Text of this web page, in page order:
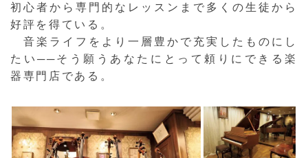
初心者から専門的なレッスンまで多くの生徒から
好評を得ている。
音楽ライフをより一層豊かで充実したものにし
たい──そう願うあなたにとって頼りにできる楽
器専門店である。